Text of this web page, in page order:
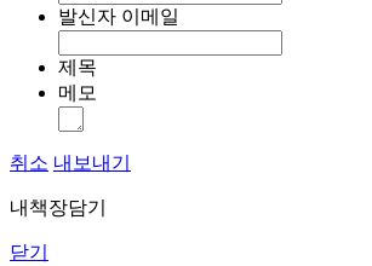
발신자 이메일
제목
메모
취소 내보내기
내책장담기
닫기